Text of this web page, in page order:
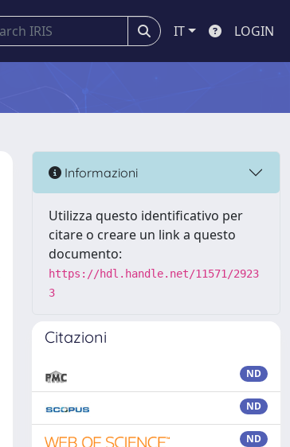
IT LOGIN
Informazioni
Utilizza questo identificativo per
citare o creare un link a questo
documento:
https://hdl.handle.net/11571/2923
3
Citazioni
ND
ND
ND